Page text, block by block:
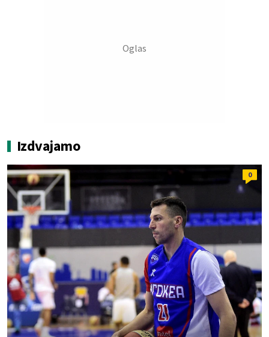
Izdvajamo
0